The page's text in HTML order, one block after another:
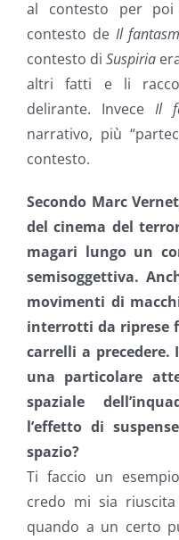
al contesto per
contesto de Il
contesto di Suspiria
altri fatti e li
delirante. Invece Il
narrativo, più
contesto.
Secondo Marc
del cinema del
magari lungo un
semisoggettiva.
movimenti di
interrotti da riprese
carrelli a precedere.
una particolare
spaziale
l’effetto di
spazio?
Ti faccio un
credo mi sia
quando a un certo